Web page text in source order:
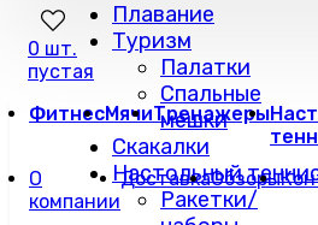
Плавание
Туризм
Палатки
Спальные
мешки
Скакалки
Настольный
Ракетки/
0 шт.
пустая
ФитнесМячиТренажеры
О
компании
ДоставкаОбзоры